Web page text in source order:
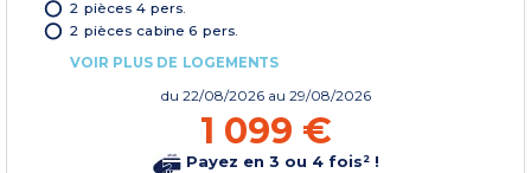
2 pièces 4 pers.
2 pièces cabine 6 pers.
VOIR PLUS DE LOGEMENTS
du 22/08/2026 au 29/08/2026
1 099 €
Payez en 3 ou 4 fois² !